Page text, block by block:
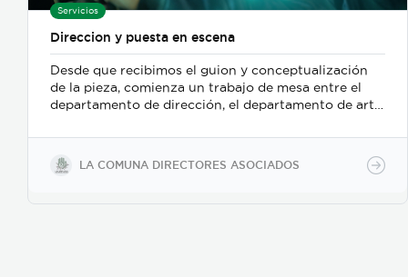
Servicios
Direccion y puesta en escena
Desde que recibimos el guion y conceptualización
de la pieza, comienza un trabajo de mesa entre el
departamento de dirección, el departamento de arte,
buscamos reforzar la historia, nos centramos
fuertemente en la selección de casting, en el tono
para los actores con instrucciones claras, paletas de
LA COMUNA DIRECTORES ASOCIADOS